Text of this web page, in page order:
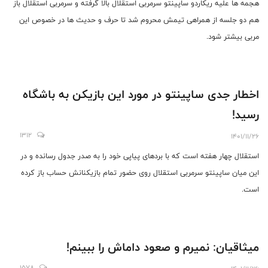
هجمه ها علیه ریکاردو ساپینتو سرمربی استقلال بالا گرفته و سرمربی استقلال باز
هم دو جلسه از همراهی تیمش محروم شد تا حرف و حدیث ها در خصوص این
مربی بیشتر شود.
اخطار جدی ساپینتو در مورد این بازیکن به باشگاه
رسید!
1401/11/26
1312
استقلال چهار هفته است که با بردهای پیاپی خود را به صدر جدول رسانده و در
این میان ساپینتو سرمربی استقلال روی حضور تمام بازیکنانش حساب باز کرده
است.
میثاقیان: نمیرم و صعود داماش را ببینم!